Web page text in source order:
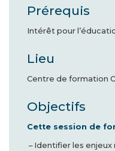
Prérequis
Intérêt pour
Lieu
Centre de formation
Objectifs
Cette session de
– Identifier les enjeux